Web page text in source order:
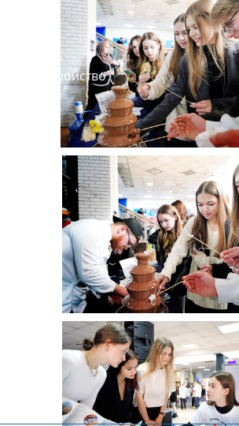
Трудоустройство